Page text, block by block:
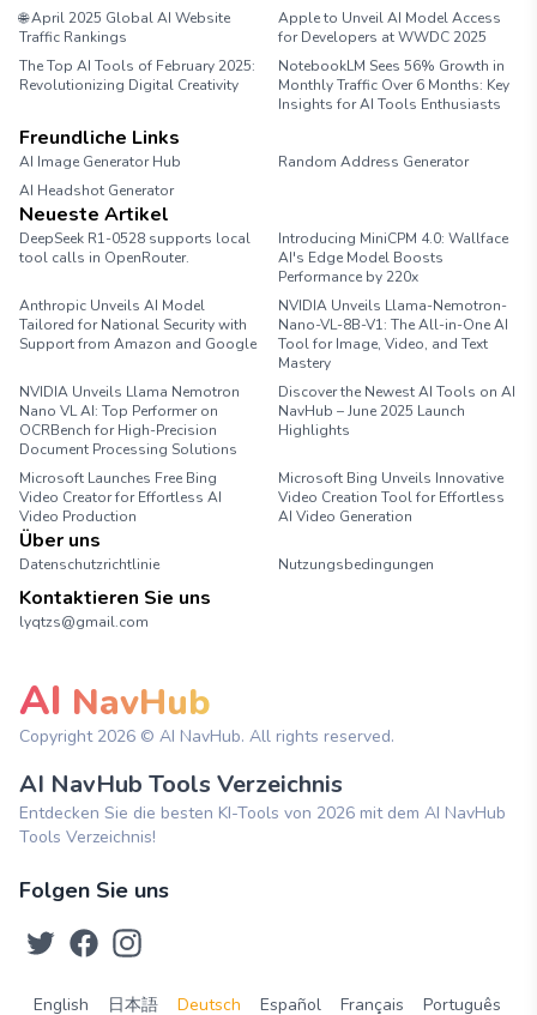
🌐 April 2025 Global AI Website
Traffic Rankings
Apple to Unveil AI Model Access
for Developers at WWDC 2025
The Top AI Tools of February 2025:
Revolutionizing Digital Creativity
NotebookLM Sees 56% Growth in
Monthly Traffic Over 6 Months: Key
Insights for AI Tools Enthusiasts
Freundliche Links
AI Image Generator Hub
Random Address Generator
AI Headshot Generator
Neueste Artikel
DeepSeek R1-0528 supports local
tool calls in OpenRouter.
Introducing MiniCPM 4.0: Wallface
AI's Edge Model Boosts
Performance by 220x
Anthropic Unveils AI Model
Tailored for National Security with
Support from Amazon and Google
NVIDIA Unveils Llama-Nemotron-
Nano-VL-8B-V1: The All-in-One AI
Tool for Image, Video, and Text
Mastery
NVIDIA Unveils Llama Nemotron
Nano VL AI: Top Performer on
OCRBench for High-Precision
Document Processing Solutions
Discover the Newest AI Tools on AI
NavHub – June 2025 Launch
Highlights
Microsoft Launches Free Bing
Video Creator for Effortless AI
Video Production
Microsoft Bing Unveils Innovative
Video Creation Tool for Effortless
AI Video Generation
Über uns
Datenschutzrichtlinie Nutzungsbedingungen
Kontaktieren Sie uns
lyqtzs@gmail.com
AI NavHub
Copyright 2026 © AI NavHub. All rights reserved.
AI NavHub Tools Verzeichnis
Entdecken Sie die besten KI-Tools von 2026 mit dem AI NavHub
Tools Verzeichnis!
Folgen Sie uns
English 日本語 Deutsch Español Français Português